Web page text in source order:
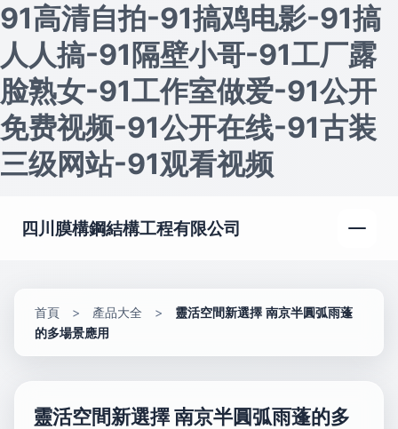
91高清自拍-91搞鸡电影-91搞
人人搞-91隔壁小哥-91工厂露
脸熟女-91工作室做爱-91公开
免费视频-91公开在线-91古装
三级网站-91观看视频
四川膜構鋼結構工程有限公司
首頁 > 產品大全 >
靈活空間新選擇 南京半圓弧雨蓬
的多場景應用
靈活空間新選擇 南京半圓弧雨蓬的多